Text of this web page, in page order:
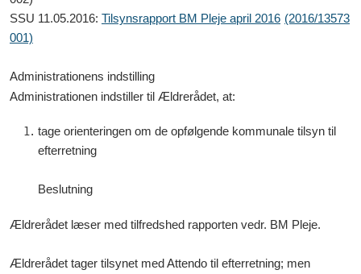
SSU 11.05.2016: Tilsynsrapport BM Pleje april 2016 (2016/13573
001)
Administrationens indstilling
Administrationen indstiller til Ældrerådet, at:
tage orienteringen om de opfølgende kommunale tilsyn til
efterretning
Beslutning
Ældrerådet læser med tilfredshed rapporten vedr. BM Pleje.
Ældrerådet tager tilsynet med Attendo til efterretning; men